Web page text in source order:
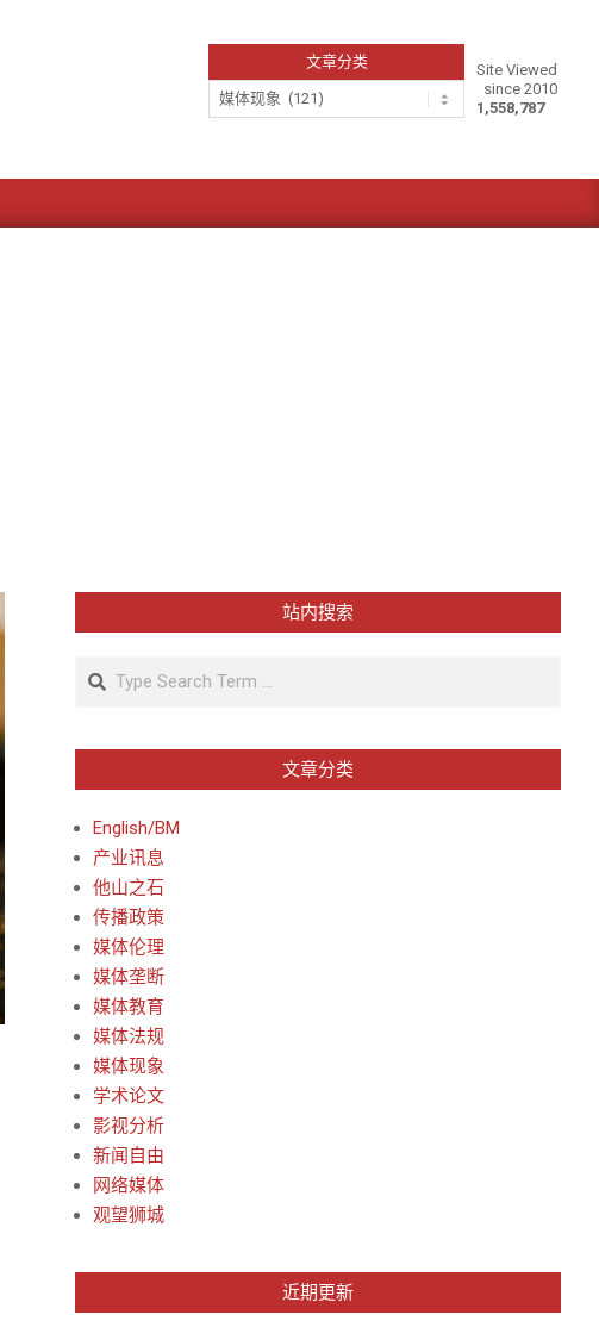
文章分类
文
章
Site Viewed
since 2010
1,558,787
站内搜索
Search
文章分类
English/BM
产业讯息
他山之石
传播政策
媒体伦理
媒体垄断
媒体教育
媒体法规
媒体现象
学术论文
影视分析
新闻自由
网络媒体
观望狮城
近期更新